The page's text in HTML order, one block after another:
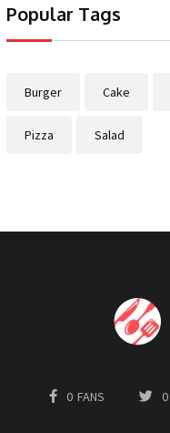
Popular Tags
Burger Cake
Pizza Salad
0 FANS 0